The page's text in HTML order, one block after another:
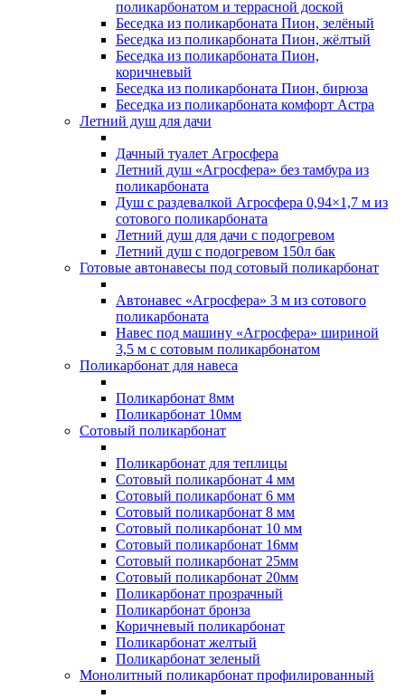
поликарбонатом и террасной доской
Беседка из поликарбоната Пион, зелёный
Беседка из поликарбоната Пион, жёлтый
Беседка из поликарбоната Пион,
коричневый
Беседка из поликарбоната Пион, бирюза
Беседка из поликарбоната комфорт Астра
Летний душ для дачи
Дачный туалет Агросфера
Летний душ «Агросфера» без тамбура из
поликарбоната
Душ с раздевалкой Агросфера 0,94×1,7 м из
сотового поликарбоната
Летний душ для дачи с подогревом
Летний душ с подогревом 150л бак
Готовые автонавесы под сотовый поликарбонат
Автонавес «Агросфера» 3 м из сотового
поликарбоната
Навес под машину «Агросфера» шириной
3,5 м с сотовым поликарбонатом
Поликарбонат для навеса
Поликарбонат 8мм
Поликарбонат 10мм
Сотовый поликарбонат
Поликарбонат для теплицы
Сотовый поликарбонат 4 мм
Сотовый поликарбонат 6 мм
Сотовый поликарбонат 8 мм
Сотовый поликарбонат 10 мм
Сотовый поликарбонат 16мм
Сотовый поликарбонат 25мм
Сотовый поликарбонат 20мм
Поликарбонат прозрачный
Поликарбонат бронза
Коричневый поликарбонат
Поликарбонат желтый
Поликарбонат зеленый
Монолитный поликарбонат профилированный